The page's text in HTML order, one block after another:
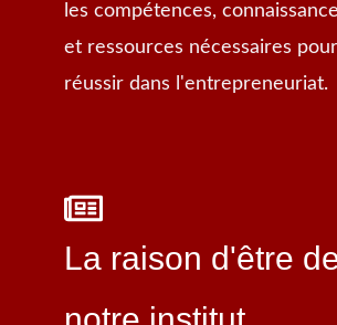
les compétences,
et ressources nécessaires pour
réussir dans l'entrepreneuriat.
La raison d'être